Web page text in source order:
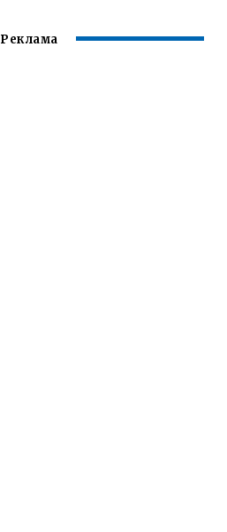
Реклама